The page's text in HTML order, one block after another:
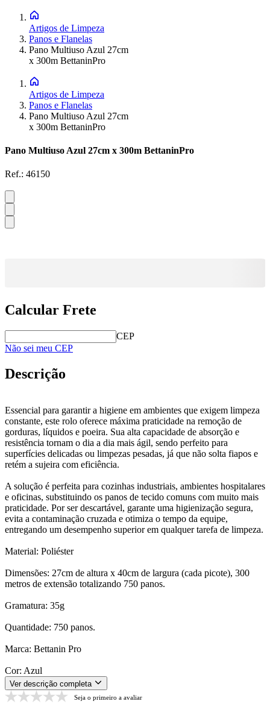
Artigos de Limpeza
Panos e Flanelas
Pano Multiuso Azul 27cm
x 300m BettaninPro
Artigos de Limpeza
Panos e Flanelas
Pano Multiuso Azul 27cm
x 300m BettaninPro
Pano Multiuso Azul 27cm x 300m BettaninPro
Ref.: 46150
Calcular Frete
CEP
Não sei meu CEP
Descrição
Essencial para garantir a higiene em ambientes que exigem limpeza
constante, este rolo oferece máxima praticidade na remoção de
gorduras, líquidos e poeira. Sua alta capacidade de absorção e
resistência tornam o dia a dia mais ágil, sendo perfeito para
superfícies delicadas ou limpezas pesadas, já que não solta fiapos e
retém a sujeira com eficiência.
A solução é perfeita para cozinhas industriais, ambientes hospitalares
e oficinas, substituindo os panos de tecido comuns com muito mais
praticidade. Por ser descartável, garante uma higienização segura,
evita a contaminação cruzada e otimiza o tempo da equipe,
entregando um desempenho superior em qualquer tarefa de limpeza.
Material: Poliéster
Dimensões: 27cm de altura x 40cm de largura (cada picote), 300
metros de extensão totalizando 750 panos.
Gramatura: 35g
Quantidade: 750 panos.
Marca: Bettanin Pro
Cor: Azul
Ver descrição completa
Seja o primeiro a avaliar